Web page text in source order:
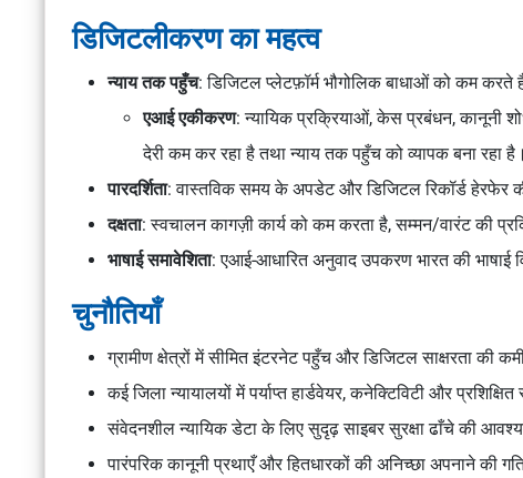
डिजिटलीकरण का महत्व
न्याय तक पहुँच: डिजिटल प्लेटफ़ॉर्म भौगोलिक बाधाओं को कम
एआई एकीकरण: न्यायिक प्रक्रियाओं, केस प्रबंधन, कानूनी
देरी कम कर रहा है तथा न्याय तक पहुँच को व्यापक बना रहा है।
पारदर्शिता: वास्तविक समय के अपडेट और डिजिटल रिकॉर्ड हेरफेर
दक्षता: स्वचालन कागज़ी कार्य को कम करता है, सम्मन/वारंट की
भाषाई समावेशिता: एआई-आधारित अनुवाद उपकरण भारत की भाषाई
चुनौतियाँ
ग्रामीण क्षेत्रों में सीमित इंटरनेट पहुँच और डिजिटल साक्षरता की
कई जिला न्यायालयों में पर्याप्त हार्डवेयर, कनेक्टिविटी और
संवेदनशील न्यायिक डेटा के लिए सुदृढ़ साइबर सुरक्षा ढाँचे की
पारंपरिक कानूनी प्रथाएँ और हितधारकों की अनिच्छा अपनाने की